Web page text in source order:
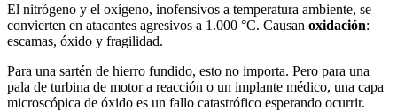
El nitrógeno y el oxígeno, inofensivos a temperatura ambiente, se
convierten en atacantes agresivos a 1.000 °C. Causan oxidación:
escamas, óxido y fragilidad.
Para una sartén de hierro fundido, esto no importa. Pero para una
pala de turbina de motor a reacción o un implante médico, una capa
microscópica de óxido es un fallo catastrófico esperando ocurrir.